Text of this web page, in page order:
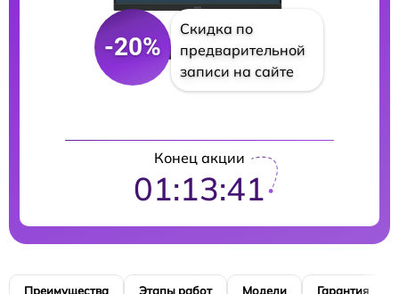
-20%
Скидка по
предварительной
записи на сайте
Конец акции
01:13:40
Преимущества Этапы работ Модели Гарантия